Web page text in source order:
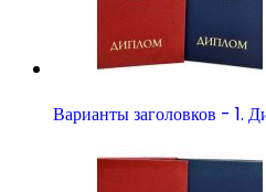
Варианты заголовков - 1.